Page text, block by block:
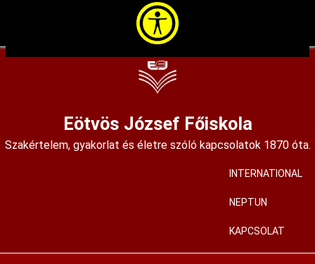
Eötvös József Főiskola
Szakértelem, gyakorlat és életre szóló kapcsolatok 1870 óta.
User
account
menu
INTERNATIONAL
NEPTUN
KAPCSOLAT